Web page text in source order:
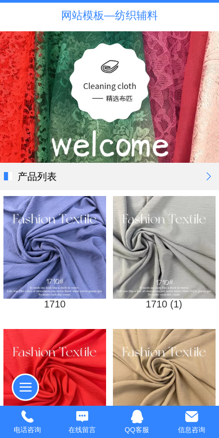
网站模板—纺织辅料
产品列表
1710 1710 (1)
电话咨询 在线留言 QQ客服 信息咨询